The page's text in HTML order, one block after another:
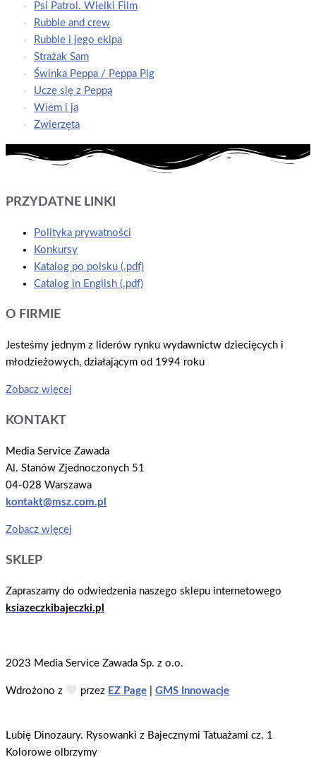
Psi Patrol. Wielki Film
Rubble and crew
Rubble i jego ekipa
Strażak Sam
Świnka Peppa / Peppa Pig
Uczę się z Peppą
Wiem i ja
Zwierzęta
PRZYDATNE LINKI
Polityka prywatności
Konkursy
Katalog po polsku (.pdf)
Catalog in English (.pdf)
O FIRMIE
Jesteśmy jednym z liderów rynku wydawnictw dziecięcych i
młodzieżowych, działającym od 1994 roku
Zobacz więcej
KONTAKT
Media Service Zawada
Al. Stanów Zjednoczonych 51
04-028 Warszawa
kontakt@msz.com.pl
Zobacz więcej
SKLEP
Zapraszamy do odwiedzenia naszego sklepu internetowego
ksiazeczkibajeczki.pl
2023 Media Service Zawada Sp. z o.o.
Wdrożono z przez EZ Page |GMS Innowacje
Lubię Dinozaury. Rysowanki z Bajecznymi Tatuażami cz. 1
Kolorowe olbrzymy